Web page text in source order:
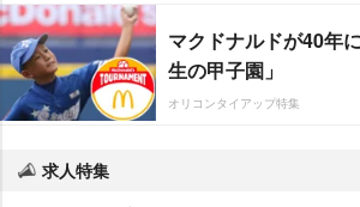
マクドナルドが40年
生の甲子園」
オリコンタイアップ特集
求人特集